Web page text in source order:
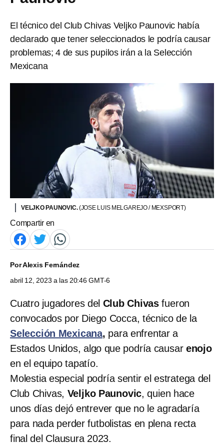
El técnico del Club Chivas Veljko Paunovic había
declarado que tener seleccionados le podría causar
problemas; 4 de sus pupilos irán a la Selección
Mexicana
VELJKO PAUNOVIC.(JOSE LUIS MELGAREJO / MEXSPORT)
Compartir en
PorAlexis Fernández
abril 12, 2023 a las 20:46 GMT-6
Cuatro jugadores del Club Chivas fueron
convocados por Diego Cocca, técnico de la
Selección Mexicana, para enfrentar a
Estados Unidos, algo que podría causar enojo
en el equipo tapatío.
Molestia especial podría sentir el estratega del
Club Chivas, Veljko Paunovic, quien hace
unos días dejó entrever que no le agradaría
para nada perder futbolistas en plena recta
final del Clausura 2023.